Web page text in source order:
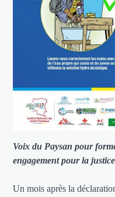
Voix du Paysan pour
engagement pour la
Un mois après la